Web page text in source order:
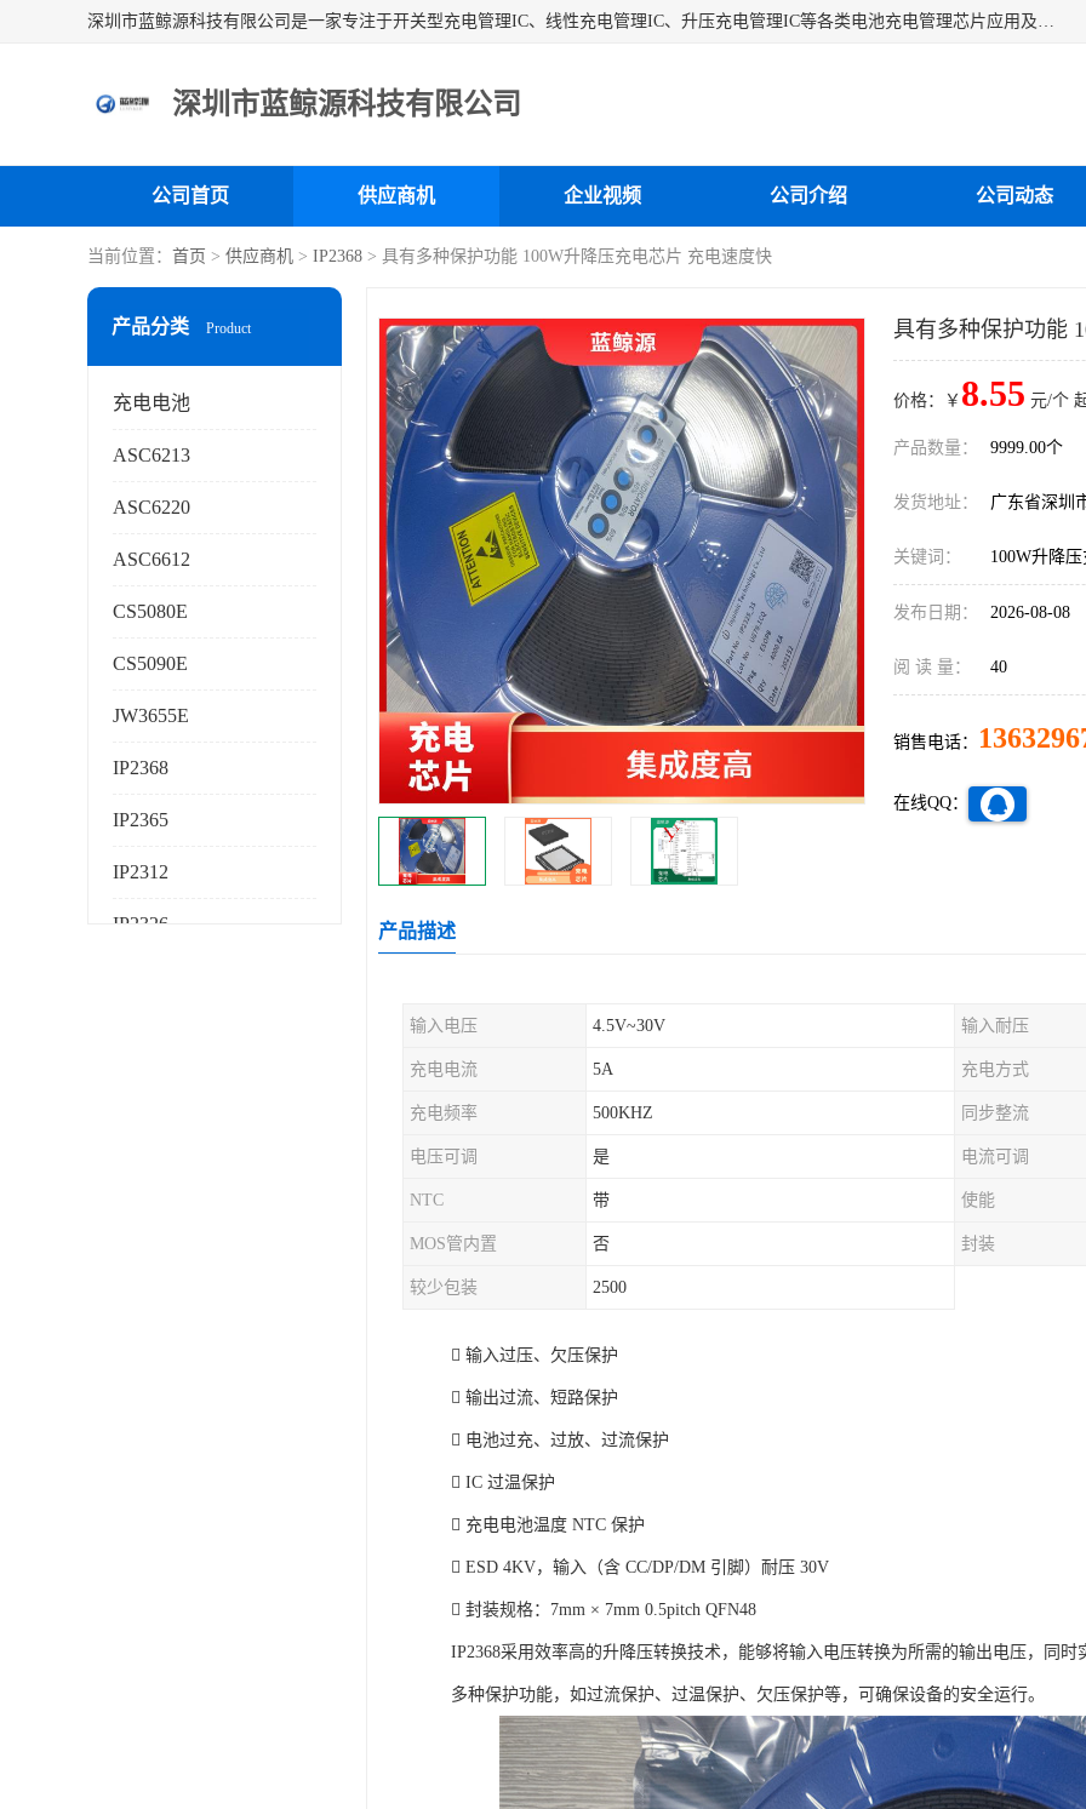
深圳市蓝鲸源科技有限公司是一家专注于开关型充电管理IC、线性充电管理IC、升压充电管理IC等各类电池充电管理芯片应用及芯片销售的企业，多年来公司为众多企业解决充电应用难题，设计缺陷，EMC超量等问题，是一家以充电技术指导为核心的充电芯片销售公司。
深圳市蓝鲸源科技有限公司
公司首页 供应商机 企业视频 公司介绍 公司动态
当前位置： 首页 > 供应商机 > IP2368 > 具有多种保护功能 100W升降压充电芯片 充电速度快
产品分类 Product
充电电池
ASC6213
ASC6220
ASC6612
CS5080E
CS5090E
JW3655E
IP2368
IP2365
IP2312
IP2326
具有多种保护功能
价格：￥ 8.55 元/个
产品数量： 9999.00个
发货地址： 广东省深圳
关键词： 100W升降
发布日期： 2026-08-08
阅 读 量： 40
销售电话：
在线QQ：
产品描述
输入电压 4.5V~30V 输入耐压
充电电流 5A 充电方式
充电频率 500KHZ 同步整流
电压可调 是 电流可调
NTC 带 使能
MOS管内置 否 封装
较少包装 2500
 输入过压、欠压保护
 输出过流、短路保护
 电池过充、过放、过流保护
 IC 过温保护
 充电电池温度 NTC 保护
 ESD 4KV，输入（含 CC/DP/DM 引脚）耐压 30V
 封装规格：7mm × 7mm 0.5pitch QFN48
IP2368采用效率高的升降压转换技术，能够将输入电压转换为所需的输出电压，同
多种保护功能，如过流保护、过温保护、欠压保护等，可确保设备的安全运行。